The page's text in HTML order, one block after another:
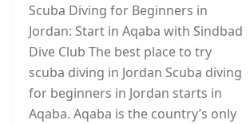
Scuba Diving for Beginners in
Jordan: Start in Aqaba with Sindbad
Dive Club The best place to try
scuba diving in Jordan Scuba diving
for beginners in Jordan starts in
Aqaba. Aqaba is the country’s only